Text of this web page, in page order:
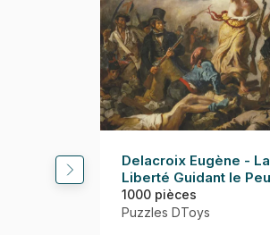
Delacroix Eugène - La
Liberté Guidant le
1000 pièces
Puzzles DToys